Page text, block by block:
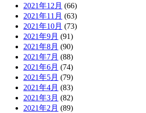
2021年12月 (66)
2021年11月 (63)
2021年10月 (73)
2021年9月 (91)
2021年8月 (90)
2021年7月 (88)
2021年6月 (74)
2021年5月 (79)
2021年4月 (83)
2021年3月 (82)
2021年2月 (89)